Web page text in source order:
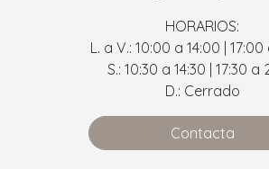
HORARIOS:
L. a V.: 10:00 a 14:00 | 17:00
S.: 10:30 a 14:30 | 17:30 a
D.: Cerrado
Contacta